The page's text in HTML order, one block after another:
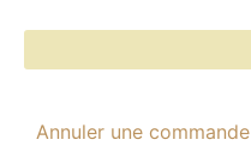
Annuler une commande